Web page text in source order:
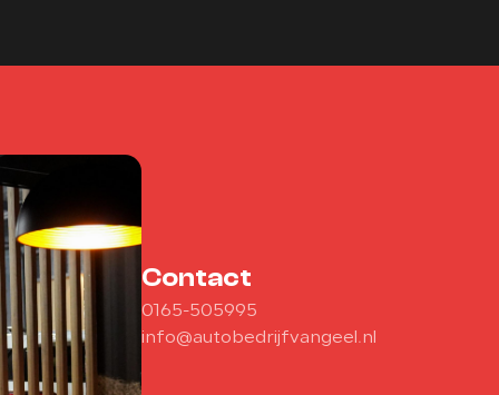
Contact
0165-505995
info@autobedrijfvangeel.nl